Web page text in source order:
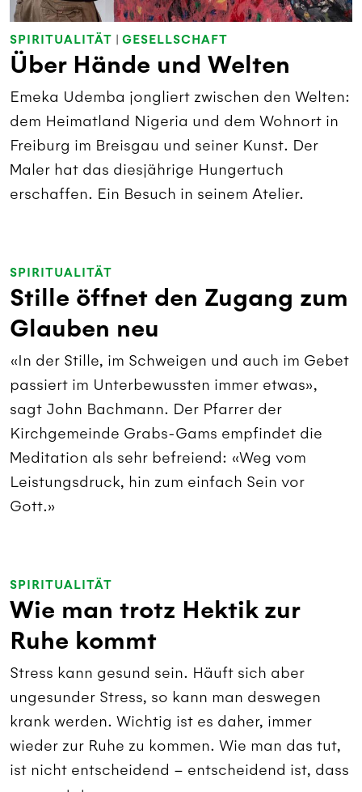
SPIRITUALITÄT GESELLSCHAFT
Über Hände und Welten
Emeka Udemba jongliert zwischen den Welten:
dem Heimatland Nigeria und dem Wohnort in
Freiburg im Breisgau und seiner Kunst. Der
Maler hat das diesjährige Hungertuch
erschaffen. Ein Besuch in seinem Atelier.
SPIRITUALITÄT
Stille öffnet den Zugang zum
Glauben neu
«In der Stille, im Schweigen und auch im Gebet
passiert im Unterbewussten immer etwas»,
sagt John Bachmann. Der Pfarrer der
Kirchgemeinde Grabs-Gams empfindet die
Meditation als sehr befreiend: «Weg vom
Leistungsdruck, hin zum einfach Sein vor
Gott.»
SPIRITUALITÄT
Wie man trotz Hektik zur
Ruhe kommt
Stress kann gesund sein. Häuft sich aber
ungesunder Stress, so kann man deswegen
krank werden. Wichtig ist es daher, immer
wieder zur Ruhe zu kommen. Wie man das tut,
ist nicht entscheidend – entscheidend ist, dass